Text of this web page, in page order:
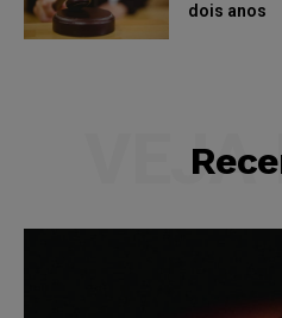
dois anos
VEJA